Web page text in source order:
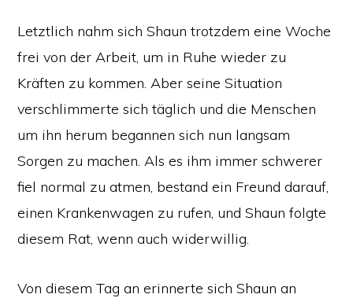
Letztlich nahm sich Shaun trotzdem eine Woche
frei von der Arbeit, um in Ruhe wieder zu
Kräften zu kommen. Aber seine Situation
verschlimmerte sich täglich und die Menschen
um ihn herum begannen sich nun langsam
Sorgen zu machen. Als es ihm immer schwerer
fiel normal zu atmen, bestand ein Freund darauf,
einen Krankenwagen zu rufen, und Shaun folgte
diesem Rat, wenn auch widerwillig.
Von diesem Tag an erinnerte sich Shaun an